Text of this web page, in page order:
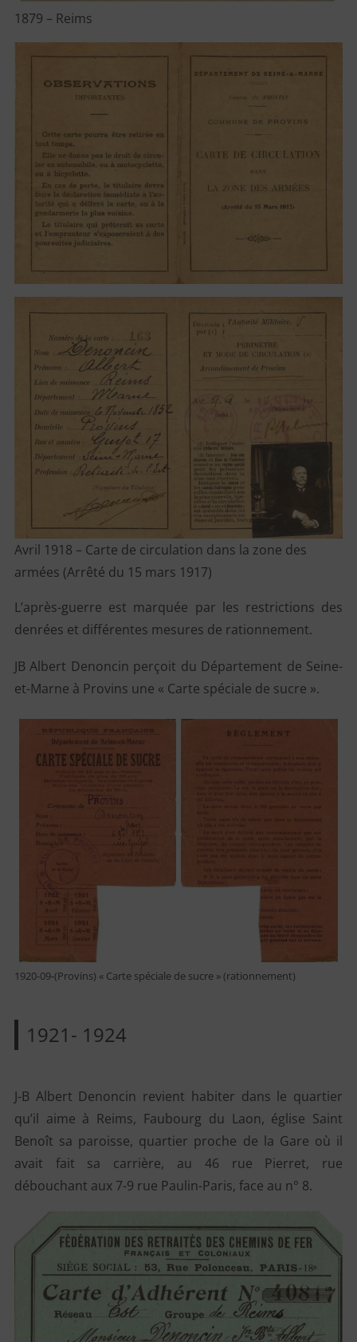
1879 – Reims
Avril 1918 – Carte de circulation dans la zone des
armées (Arrêté du 15 mars 1917)
L’après-guerre est marquée par les restrictions des
denrées et différentes mesures de rationnement.
JB Albert Denoncin perçoit du Département de Seine-
et-Marne à Provins une « Carte spéciale de sucre ».
1920-09-(Provins) « Carte spéciale de sucre » (rationnement)
1921- 1924
J-B Albert Denoncin revient habiter dans le quartier
qu’il aime à Reims, Faubourg du Laon, église Saint
Benoît sa paroisse, quartier proche de la Gare où il
avait fait sa carrière, au 46 rue Pierret, rue
débouchant aux 7-9 rue Paulin-Paris, face au n° 8.